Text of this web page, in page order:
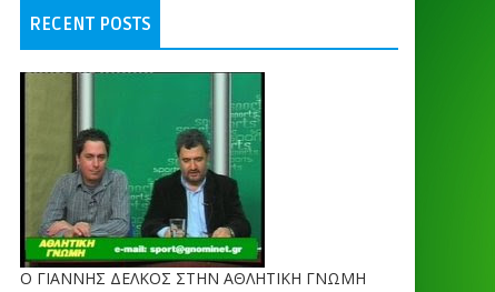
RECENT POSTS
Ο ΓΙΑΝΝΗΣ ΔΕΛΚΟΣ ΣΤΗΝ ΑΘΛΗΤΙΚΗ ΓΝΩΜΗ